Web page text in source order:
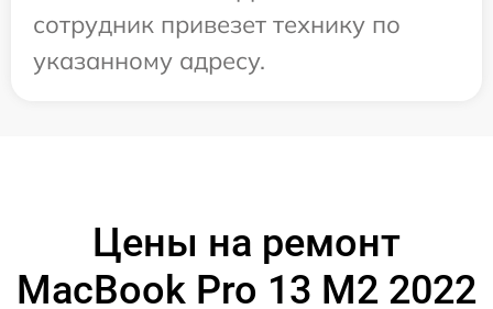
сотрудник привезет технику по
указанному адресу.
Цены на ремонт
MacBook Pro 13 M2 2022